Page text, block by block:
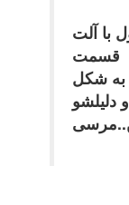
با آلت
قسمت
به شکل